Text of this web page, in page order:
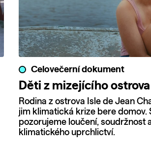
Celovečerní dokument
Děti z mizejícího ostrova
Rodina z ostrova Isle de Jean
jim klimatická krize bere domov.
pozorujeme loučení, soudržnost
klimatického uprchlictví.